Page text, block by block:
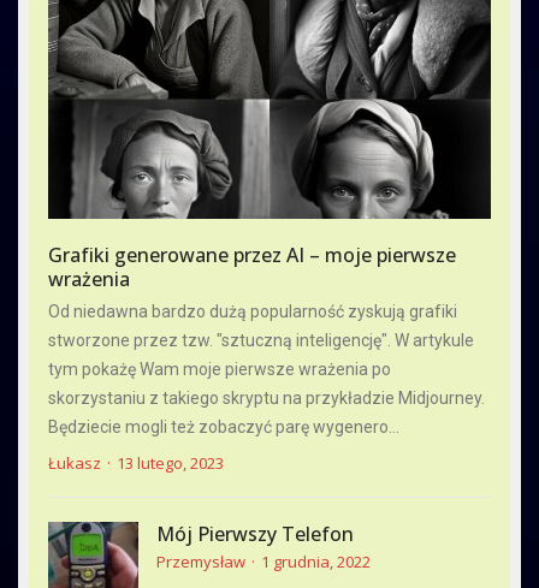
Grafiki generowane przez AI – moje pierwsze
wrażenia
Od niedawna bardzo dużą popularność zyskują grafiki
stworzone przez tzw. "sztuczną inteligencję". W artykule
tym pokażę Wam moje pierwsze wrażenia po
skorzystaniu z takiego skryptu na przykładzie Midjourney.
Będziecie mogli też zobaczyć parę wygenero...
Łukasz 13 lutego, 2023
Mój Pierwszy Telefon
Przemysław 1 grudnia, 2022